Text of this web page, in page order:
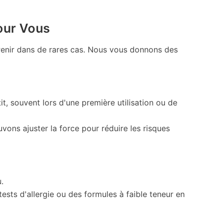
Vous
dans de rares cas. Nous vous donnons des
souvent lors d'une première utilisation ou de
ajuster la force pour réduire les risques
d'allergie ou des formules à faible teneur en